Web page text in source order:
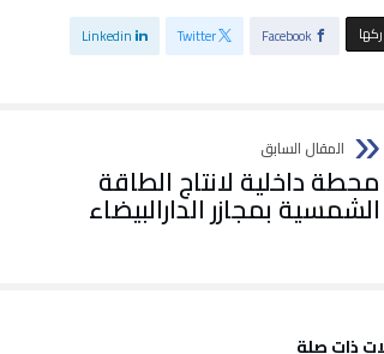
Facebook
Twitter
Linkedin
محطة داخلية لانتاج الطاقة
الشمسية بمجازر الدارالبيضاء
ذات صلة‬